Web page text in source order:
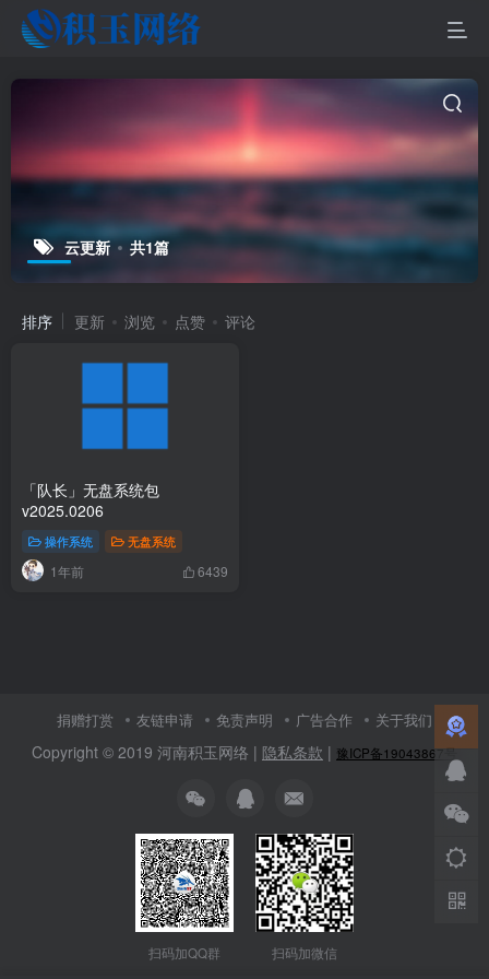
云更新 共1篇
排序 更新 浏览 点赞 评论
「队长」无盘系统包
v2025.0206
操作系统 无盘系统
1年前 6439
捐赠打赏 友链申请 免责声明 广告合作 关于我们
Copyright © 2019 河南积玉网络 | 隐私条款 | 豫ICP备19043867号
扫码加QQ群 扫码加微信